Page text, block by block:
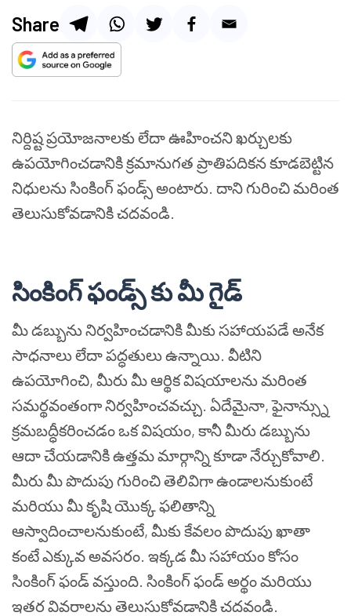
Share
నిర్దిష్ట ప్రయోజనాలకు లేదా ఊహించని ఖర్చులకు
ఉపయోగించడానికి క్రమానుగత ప్రాతిపదికన కూడబెట్టిన
నిధులను సింకింగ్ ఫండ్స్ అంటారు. దాని గురించి మరింత
తెలుసుకోవడానికి చదవండి.
సింకింగ్ ఫండ్స్ కు మీ గైడ్
మీ డబ్బును నిర్వహించడానికి మీకు సహాయపడే అనేక
సాధనాలు లేదా పద్ధతులు ఉన్నాయి. వీటిని
ఉపయోగించి, మీరు మీ ఆర్థిక విషయాలను మరింత
సమర్థవంతంగా నిర్వహించవచ్చు. ఏదేమైనా, ఫైనాన్స్ను
క్రమబద్ధీకరించడం ఒక విషయం, కానీ మీరు డబ్బును
ఆదా చేయడానికి ఉత్తమ మార్గాన్ని కూడా నేర్చుకోవాలి.
మీరు మీ పొదుపు గురించి తెలివిగా ఉండాలనుకుంటే
మరియు మీ కృషి యొక్క ఫలితాన్ని
ఆస్వాదించాలనుకుంటే, మీకు కేవలం పొదుపు ఖాతా
కంటే ఎక్కువ అవసరం. ఇక్కడ మీ సహాయం కోసం
సింకింగ్ ఫండ్ వస్తుంది. సింకింగ్ ఫండ్ అర్థం మరియు
ఇతర వివరాలను తెలుసుకోవడానికి చదవండి.